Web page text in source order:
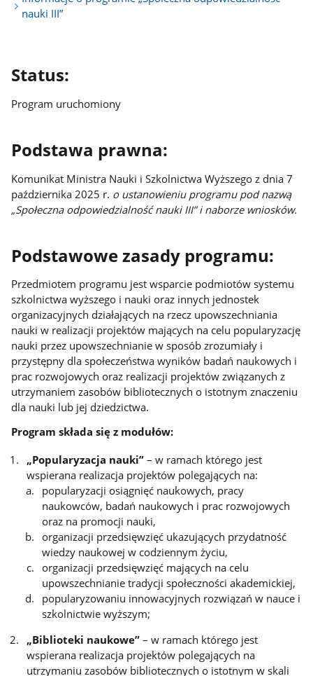
nauki III”
Status:
Program uruchomiony
Podstawa prawna:
Komunikat Ministra Nauki i Szkolnictwa Wyższego z dnia 7
października 2025 r. o ustanowieniu programu pod nazwą
„Społeczna odpowiedzialność nauki III” i naborze wniosków.
Podstawowe zasady programu:
Przedmiotem programu jest wsparcie podmiotów systemu
szkolnictwa wyższego i nauki oraz innych jednostek
organizacyjnych działających na rzecz upowszechniania
nauki w realizacji projektów mających na celu popularyzację
nauki przez upowszechnianie w sposób zrozumiały i
przystępny dla społeczeństwa wyników badań naukowych i
prac rozwojowych oraz realizacji projektów związanych z
utrzymaniem zasobów bibliotecznych o istotnym znaczeniu
dla nauki lub jej dziedzictwa.
Program składa się z modułów:
„Popularyzacja nauki” – w ramach którego jest
wspierana realizacja projektów polegających na:
popularyzacji osiągnięć naukowych, pracy
naukowców, badań naukowych i prac rozwojowych
oraz na promocji nauki,
organizacji przedsięwzięć ukazujących przydatność
wiedzy naukowej w codziennym życiu,
organizacji przedsięwzięć mających na celu
upowszechnianie tradycji społeczności akademickiej,
popularyzowaniu innowacyjnych rozwiązań w nauce i
szkolnictwie wyższym;
„Biblioteki naukowe” – w ramach którego jest
wspierana realizacja projektów polegających na
utrzymaniu zasobów bibliotecznych o istotnym w skali